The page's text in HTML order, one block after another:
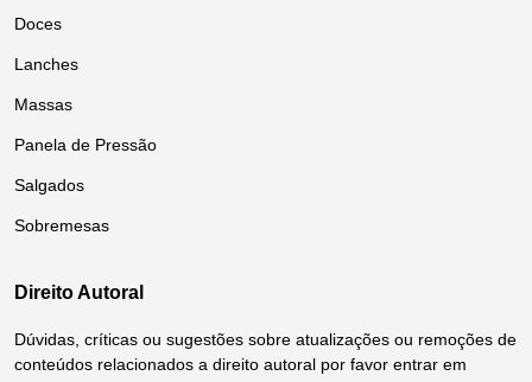
Doces
Lanches
Massas
Panela de Pressão
Salgados
Sobremesas
Direito Autoral
Dúvidas, críticas ou sugestões sobre atualizações ou remoções de
conteúdos relacionados a direito autoral por favor entrar em